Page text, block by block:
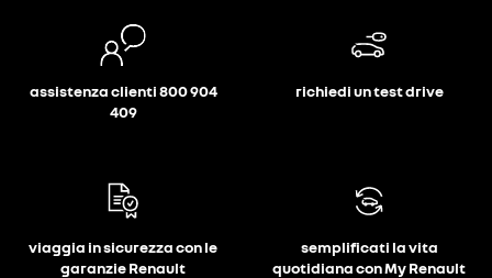
assistenza clienti 800 904
409
richiedi un test drive
viaggia in sicurezza con le
garanzie Renault
semplificati la vita
quotidiana con My Renault